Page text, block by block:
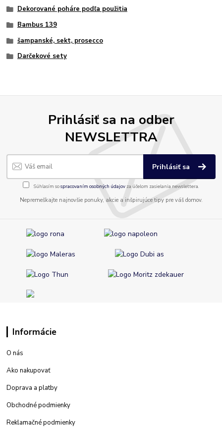
Dekorované poháre podľa použitia
Bambus 139
šampanské, sekt, prosecco
Darčekové sety
Prihlásiť sa na odber
NEWSLETTRA
Prihlásiť sa
Súhlasím sospracovaním osobných údajov za účelom zasielania newslettera.
Nepremeškajte najnovšie ponuky, akcie a inšpirujúce tipy pre váš domov.
Informácie
O nás
Ako nakupovať
Doprava a platby
Obchodné podmienky
Reklamačné podmienky